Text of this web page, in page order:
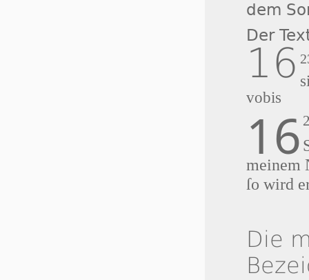
dem
Der
16
vobis
16
meinem
ſo wird
Die